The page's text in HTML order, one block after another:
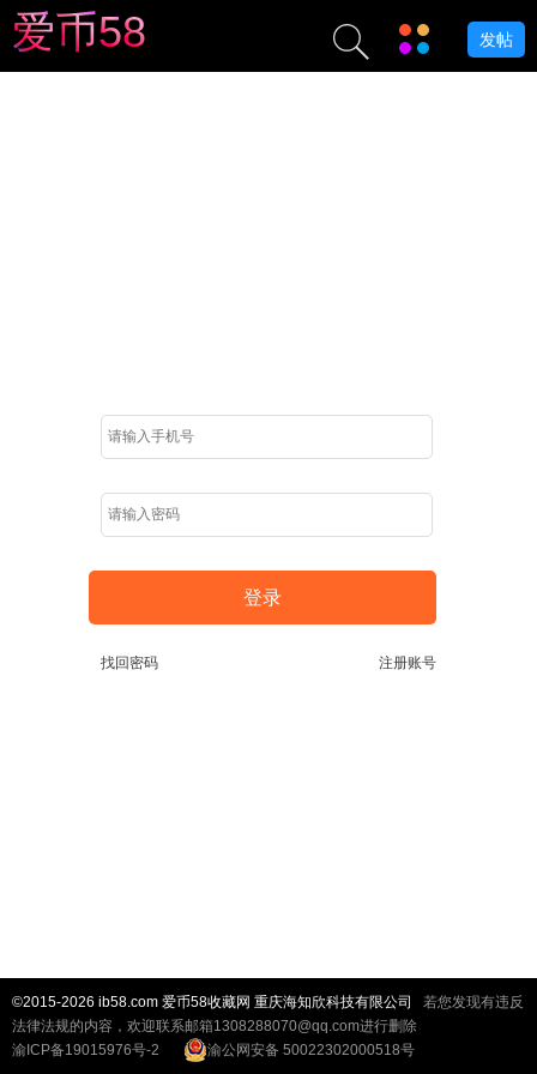
爱币58 发帖
登录
找回密码 注册账号
©2015-2026 ib58.com 爱币58收藏网 重庆海知欣科技有限公司 若您发现有违反
法律法规的内容，欢迎联系邮箱1308288070@qq.com进行删除
渝ICP备19015976号-2
渝公网安备 50022302000518号